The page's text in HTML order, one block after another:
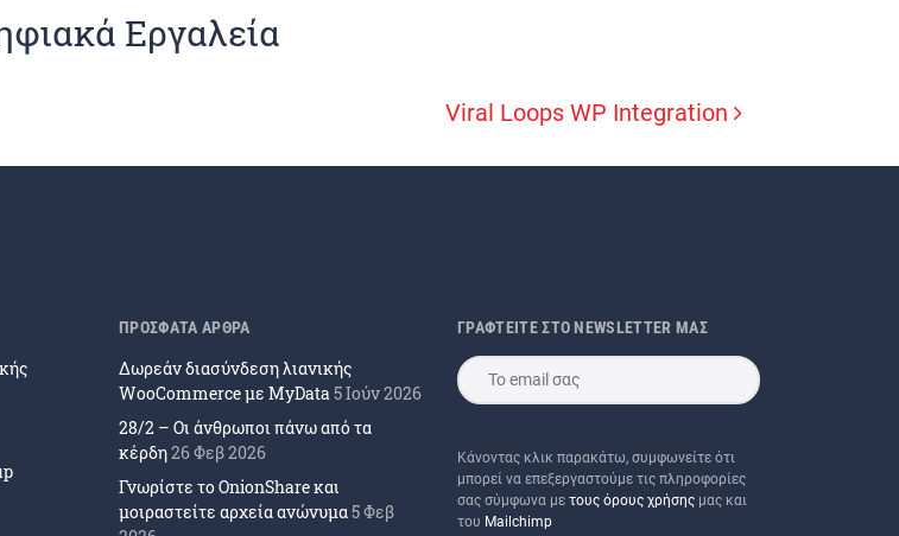
Εργαλεία
Viral Loops WP Integration
ΠΡΟΣΦΑΤΑ ΑΡΘΡΑ
Δωρεάν διασύνδεση λιανικής
WooCommerce με MyData 5 Ιούν 2026
28/2 – Οι άνθρωποι πάνω από τα
κέρδη26 Φεβ 2026
Γνωρίστε το OnionShare και
μοιραστείτε αρχεία ανώνυμα5 Φεβ
ΓΡΑΦΤΕΙΤΕ ΣΤΟ NEWSLETTER ΜΑΣ
Κάνοντας κλικ παρακάτω, συμφωνείτε ότι
μπορεί να επεξεργαστούμε τις πληροφορίες
σας σύμφωνα με τους όρους χρήσης μας και
του Mailchimp